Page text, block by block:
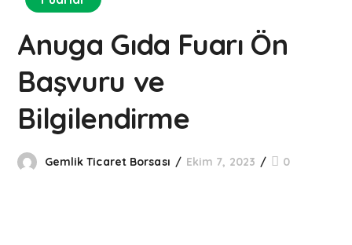
Anuga Gıda Fuarı Ön
Başvuru ve
Bilgilendirme
Gemlik Ticaret Borsası Ekim 7, 2023 0